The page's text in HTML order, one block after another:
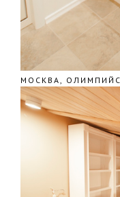
МОСКВА,